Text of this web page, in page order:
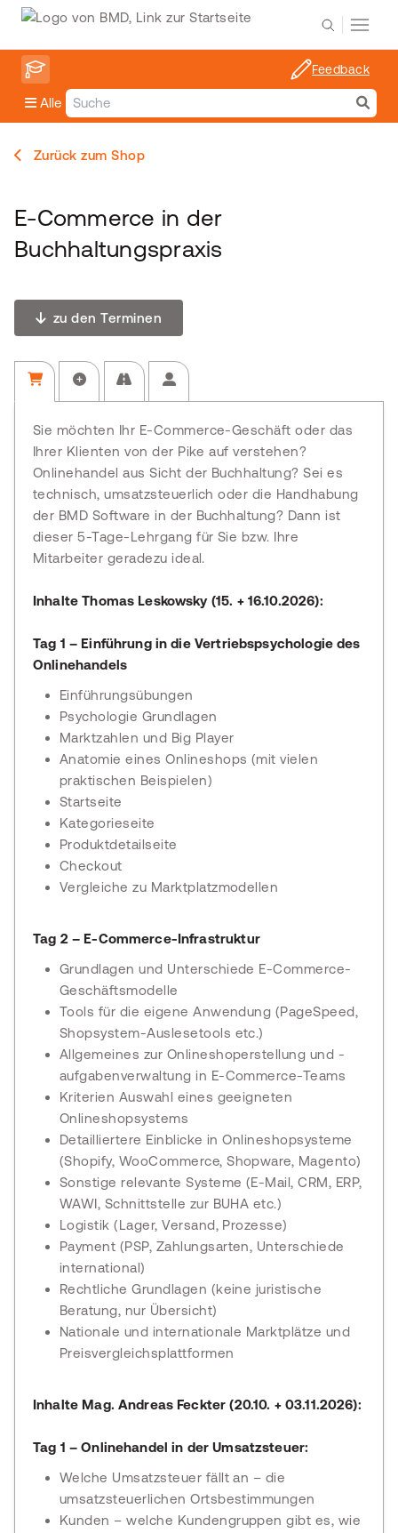
Alle
Feedback
Zurück zum Shop
E-Commerce in der
Buchhaltungspraxis
zu den Terminen
Sie möchten Ihr E-Commerce-Geschäft oder das
Ihrer Klienten von der Pike auf verstehen?
Onlinehandel aus Sicht der Buchhaltung? Sei es
technisch, umsatzsteuerlich oder die Handhabung
der BMD Software in der Buchhaltung? Dann ist
dieser 5-Tage-Lehrgang für Sie bzw. Ihre
Mitarbeiter geradezu ideal.
Inhalte Thomas Leskowsky (15. + 16.10.2026):
Tag 1 – Einführung in die Vertriebspsychologie des
Onlinehandels
Einführungsübungen
Psychologie Grundlagen
Marktzahlen und Big Player
Anatomie eines Onlineshops (mit vielen
praktischen Beispielen)
Startseite
Kategorieseite
Produktdetailseite
Checkout
Vergleiche zu Marktplatzmodellen
Tag 2 – E-Commerce-Infrastruktur
Grundlagen und Unterschiede E-Commerce-
Geschäftsmodelle
Tools für die eigene Anwendung (PageSpeed,
Shopsystem-Auslesetools etc.)
Allgemeines zur Onlineshoperstellung und -
aufgabenverwaltung in E-Commerce-Teams
Kriterien Auswahl eines geeigneten
Onlineshopsystems
Detailliertere Einblicke in Onlineshopsysteme
(Shopify, WooCommerce, Shopware, Magento)
Sonstige relevante Systeme (E-Mail, CRM, ERP,
WAWI, Schnittstelle zur BUHA etc.)
Logistik (Lager, Versand, Prozesse)
Payment (PSP, Zahlungsarten, Unterschiede
international)
Rechtliche Grundlagen (keine juristische
Beratung, nur Übersicht)
Nationale und internationale Marktplätze und
Preisvergleichsplattformen
Inhalte Mag. Andreas Feckter (20.10. + 03.11.2026):
Tag 1 – Onlinehandel in der Umsatzsteuer:
Welche Umsatzsteuer fällt an – die
umsatzsteuerlichen Ortsbestimmungen
Kunden – welche Kundengruppen gibt es, wie